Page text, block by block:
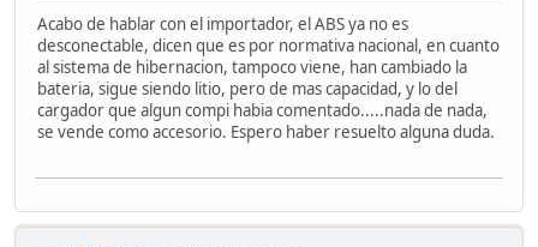
Acabo de hablar con el importador, el ABS ya no es
desconectable, dicen que es por normativa nacional, en cuanto
al sistema de hibernacion, tampoco viene, han cambiado la
bateria, sigue siendo litio, pero de mas capacidad, y lo del
cargador que algun compi habia comentado.....nada de nada,
se vende como accesorio. Espero haber resuelto alguna duda.